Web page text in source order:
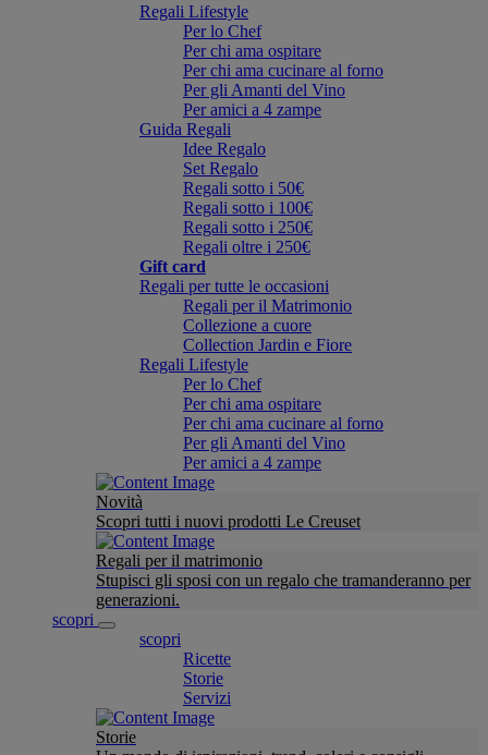
Regali Lifestyle
Per lo Chef
Per chi ama ospitare
Per chi ama cucinare al forno
Per gli Amanti del Vino
Per amici a 4 zampe
Guida Regali
Idee Regalo
Set Regalo
Regali sotto i 50€
Regali sotto i 100€
Regali sotto i 250€
Regali oltre i 250€
Gift card
Regali per tutte le occasioni
Regali per il Matrimonio
Collezione a cuore
Collection Jardin e Fiore
Regali Lifestyle
Per lo Chef
Per chi ama ospitare
Per chi ama cucinare al forno
Per gli Amanti del Vino
Per amici a 4 zampe
Novità
Scopri tutti i nuovi prodotti Le Creuset
Regali per il matrimonio
Stupisci gli sposi con un regalo che tramanderanno per
generazioni.
scopri
scopri
Ricette
Storie
Servizi
Storie